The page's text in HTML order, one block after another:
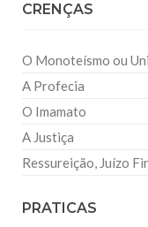
CRENÇAS
O Monoteísmo ou
A Profecia
O Imamato
A Justiça
Ressureição, Juízo
PRATICAS